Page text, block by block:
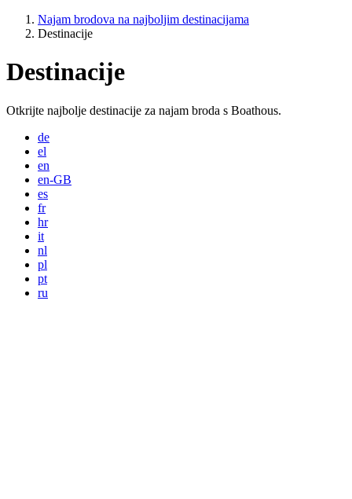
Najam brodova na najboljim destinacijama
Destinacije
Destinacije
Otkrijte najbolje destinacije za najam broda s Boathous.
de
el
en
en-GB
es
fr
hr
it
nl
pl
pt
ru